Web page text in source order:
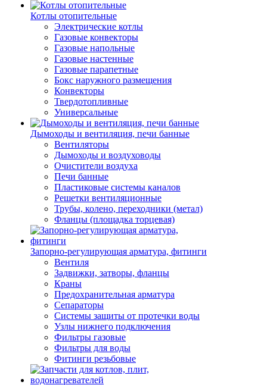
Котлы отопительные
Электрические котлы
Газовые конвекторы
Газовые напольные
Газовые настенные
Газовые парапетные
Бокс наружного размещения
Конвекторы
Твердотопливные
Универсальные
Дымоходы и вентиляция, печи банные
Вентиляторы
Дымоходы и воздуховоды
Очистители воздуха
Печи банные
Пластиковые системы каналов
Решетки вентиляционные
Трубы, колено, переходники (метал)
Фланцы (площадка торцевая)
Запорно-регулирующая арматура, фитинги
Вентиля
Задвижки, затворы, фланцы
Краны
Предохранительная арматура
Сепараторы
Системы защиты от протечки воды
Узлы нижнего подключения
Фильтры газовые
Фильтры для воды
Фитинги резьбовые